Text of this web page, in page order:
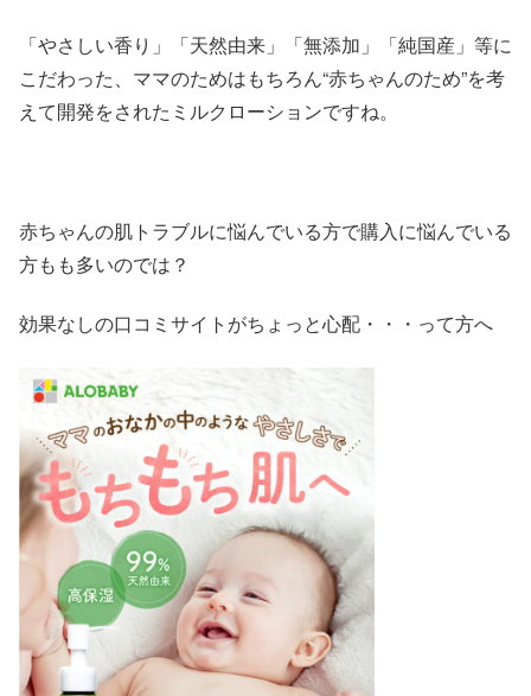
「やさしい香り」「天然由来」「無添加」「純国産」等に
こだわった、ママのためはもちろん“赤ちゃんのため”を考
えて開発をされたミルクローションですね。
赤ちゃんの肌トラブルに悩んでいる方で購入に悩んでいる
方もも多いのでは？
効果なしの口コミサイトがちょっと心配・・・って方へ